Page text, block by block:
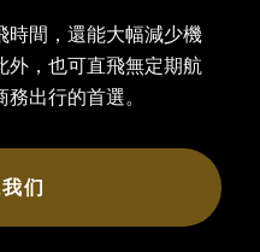
時間，還能大幅減少機
外，也可直飛無定期航
出行的首選。
们